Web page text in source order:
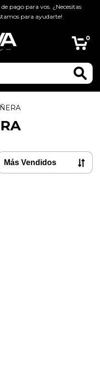
pago para vos. ¿Necesitas
para ayudarte!
0